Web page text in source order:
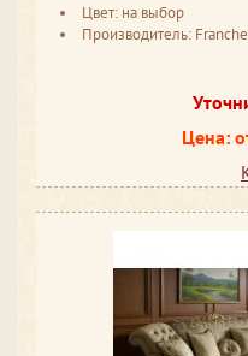
Цвет: на выбор
Производитель:
Цена: